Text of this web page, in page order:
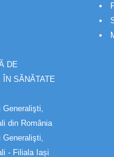
DE
SĂNĂTATE
din România
- Filiala Iași